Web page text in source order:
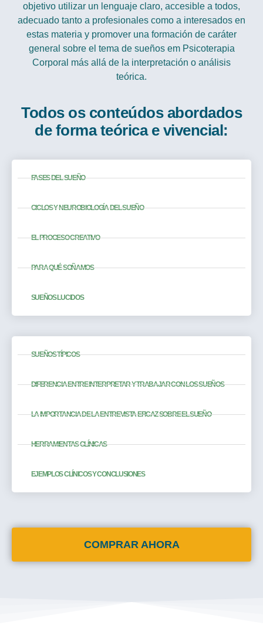
objetivo utilizar un lenguaje claro, accesible a todos,
adecuado tanto a profesionales como a interesados en
estas materia y promover una formación de caráter
general sobre el tema de sueños em Psicoterapia
Corporal más allá de la interpretación o análisis
teórica.
Todos os conteúdos abordados
de forma teórica e vivencial:
FASES DEL SUEÑO
CICLOS Y NEUROBIOLOGÍA DEL SUEÑO
EL PROCESO CREATIVO
PARA QUÉ SOÑAMOS
SUEÑOS LUCIDOS
SUEÑOS TÍPICOS
DIFERENCIA ENTRE INTERPRETAR Y TRABAJAR CON LOS SUEÑOS
LA IMPORTANCIA DE LA ENTREVISTA EFICAZ SOBRE EL SUEÑO
HERRAMIENTAS CLÍNICAS
EJEMPLOS CLÍNICOS Y CONCLUSIONES
COMPRAR AHORA